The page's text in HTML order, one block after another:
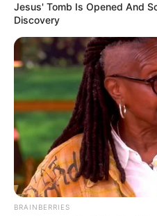
Jesus' Tomb Is Opened And
Discovery
BRAINBERRIES